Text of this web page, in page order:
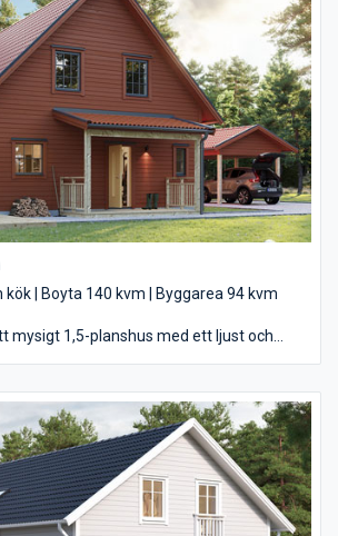
I den andra – det lyxiga vardagsrummet
och helglasad altandörr som tar dig ut till
oas på terrassen. I Villa Tyresö behöver
med rymlig klädvård, gott om
privat klädkammare och separat förråd
kök | Boyta 140 kvm | Byggarea 94 kvm
mysigt 1,5-planshus med ett ljust och
smidigt in matkassarna rakt in i köket
dig skorna. På andra sidan har du
när du vill tvätta av barnen innan de
är som gjort för härliga sommardagar,
till en stor uteplats. Och den mysiga
favoritplats för barnen att dra sig undan
uppe finns såväl badrum som